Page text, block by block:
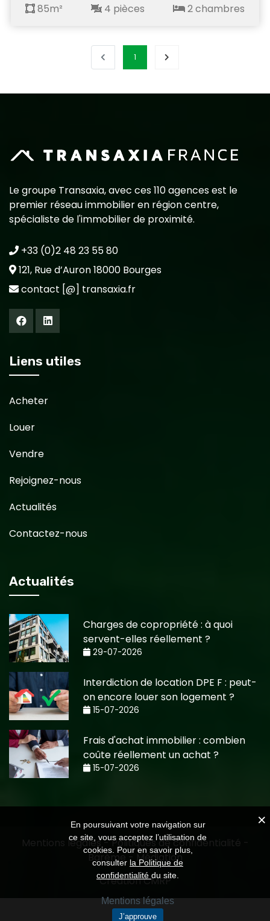
85m² 4 pièces 2 chambres
1
Le groupe Transaxia, avec ces 110 agences est le
premier réseau immobilier en région centre,
spécialiste de l'immobilier de proximité.
+33 (0)2 48 23 55 80
121, Rue d’Auron 18000 Bourges
contact [@] transaxia.fr
Liens utiles
Acheter
Louer
Vendre
Rejoignez-nous
Actualités
Contactez-nous
Actualités
Charges de copropriété : à quoi
servent-elles réellement ?
29-07-2026
Interdiction de location DPE F : peut-
on encore louer son logement ?
15-07-2026
Frais d'achat immobilier : combien
coûte réellement un achat ?
15-07-2026
Mentions légales-Politiques de confidentialité
Barème- Médiation
Création CMRP
En poursuivant votre navigation sur
ce site, vous acceptez l’utilisation de
cookies. Pour en savoir plus,
consulter la Politique de
confidentialité du site.
Mentions légales
J’approuve